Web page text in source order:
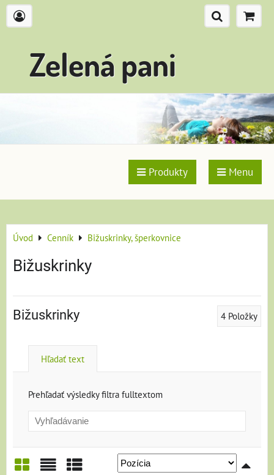
Zelená pani
Produkty Menu
Úvod Cenník Bižuskrinky, šperkovnice
Bižuskrinky
Bižuskrinky 4 Položky
Hľadať text
Prehľadať výsledky filtra fulltextom